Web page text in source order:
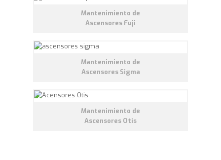
Mantenimiento de
Ascensores Fuji
Mantenimiento de
Ascensores Sigma
Mantenimiento de
Ascensores Otis